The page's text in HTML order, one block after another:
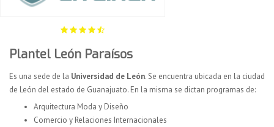
Plantel León Paraísos
Es una sede de la Universidad de León. Se encuentra ubicada en la ciudad
de León del estado de Guanajuato. En la misma se dictan programas de:
Arquitectura Moda y Diseño
Comercio y Relaciones Internacionales